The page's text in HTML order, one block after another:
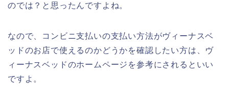
のでは？と思ったんですよね。
なので、コンビニ支払いの支払い方法がヴィーナスベ
ッドのお店で使えるのかどうかを確認したい方は、ヴ
ィーナスベッドのホームページを参考にされるといい
ですよ。